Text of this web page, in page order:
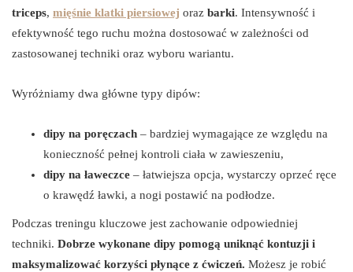
triceps, mięśnie klatki piersiowej oraz barki. Intensywność i
efektywność tego ruchu można dostosować w zależności od
zastosowanej techniki oraz wyboru wariantu.
Wyróżniamy dwa główne typy dipów:
dipy na poręczach – bardziej wymagające ze względu na
konieczność pełnej kontroli ciała w zawieszeniu,
dipy na ławeczce – łatwiejsza opcja, wystarczy oprzeć ręce
o krawędź ławki, a nogi postawić na podłodze.
Podczas treningu kluczowe jest zachowanie odpowiedniej
techniki. Dobrze wykonane dipy pomogą uniknąć kontuzji i
maksymalizować korzyści płynące z ćwiczeń. Możesz je robić